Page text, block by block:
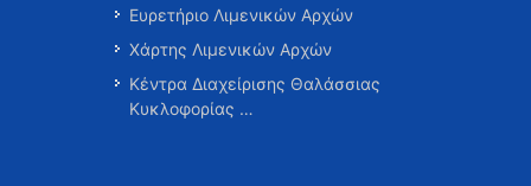
Ευρετήριο Λιμενικών Αρχών
Χάρτης Λιμενικών Αρχών
Κέντρα Διαχείρισης Θαλάσσιας
Κυκλοφορίας …